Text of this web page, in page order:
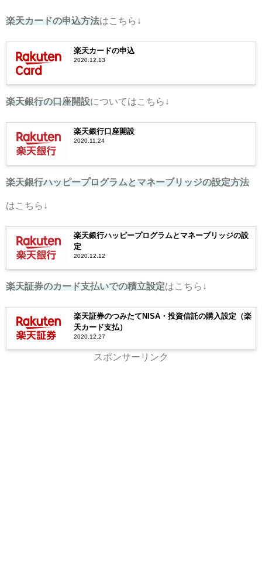
楽天カードの申込方法はこちら↓
楽天カードの申込
2020.12.13
楽天銀行の口座開設についてはこちら↓
楽天銀行口座開設
2020.11.24
楽天銀行ハッピープログラムとマネーブリッジの設定方法
はこちら↓
楽天銀行ハッピープログラムとマネーブリッジの設
定
2020.12.12
楽天証券のカード支払いでの積立設定はこちら↓
楽天証券のつみたてNISA・投資信託の購入設定（楽
天カード支払）
2020.12.27
スポンサーリンク